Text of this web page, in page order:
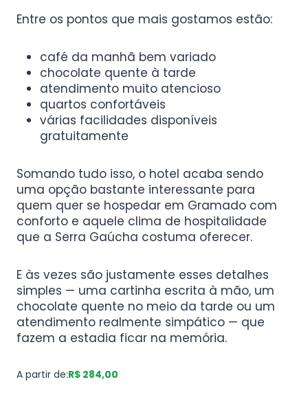
Entre os pontos que mais gostamos estão:
café da manhã bem variado
chocolate quente à tarde
atendimento muito atencioso
quartos confortáveis
várias facilidades disponíveis
gratuitamente
Somando tudo isso, o hotel acaba sendo
uma opção bastante interessante para
quem quer se hospedar em Gramado com
conforto e aquele clima de hospitalidade
que a Serra Gaúcha costuma oferecer.
E às vezes são justamente esses detalhes
simples — uma cartinha escrita à mão, um
chocolate quente no meio da tarde ou um
atendimento realmente simpático — que
fazem a estadia ficar na memória.
A partir de:R$ 284,00